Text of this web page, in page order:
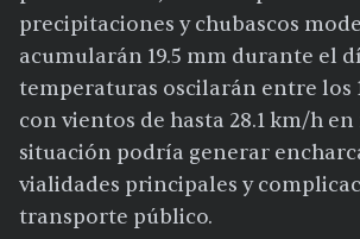
precipitaciones y chubascos
acumularán 19.5 mm durante el
temperaturas oscilarán entre los
con vientos de hasta 28.1 km/h en
situación podría generar
vialidades principales y
transporte público.